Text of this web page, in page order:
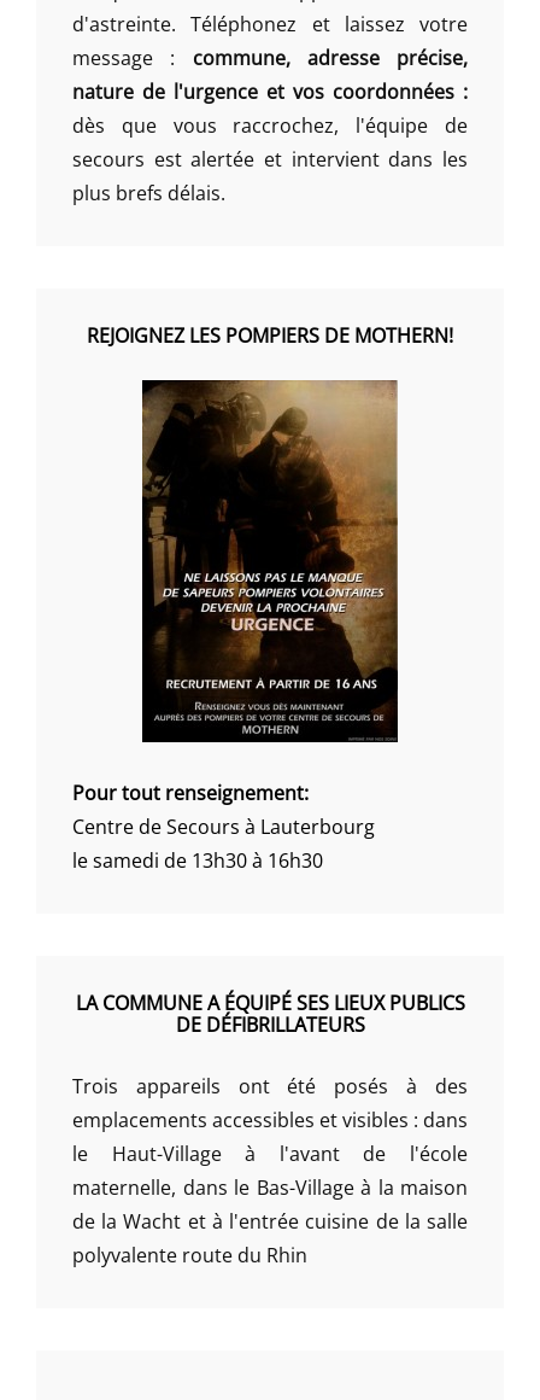
d'astreinte. Téléphonez et laissez votre
message : commune, adresse précise,
nature de l'urgence et vos coordonnées :
dès que vous raccrochez, l'équipe de
secours est alertée et intervient dans les
plus brefs délais.
REJOIGNEZ LES POMPIERS DE MOTHERN!
Pour tout renseignement:
Centre de Secours à Lauterbourg
le samedi de 13h30 à 16h30
LA COMMUNE A ÉQUIPÉ SES LIEUX PUBLICS
DE DÉFIBRILLATEURS
Trois appareils ont été posés à des
emplacements accessibles et visibles : dans
le Haut-Village à l'avant de l'école
maternelle, dans le Bas-Village à la maison
de la Wacht et à l'entrée cuisine de la salle
polyvalente route du Rhin